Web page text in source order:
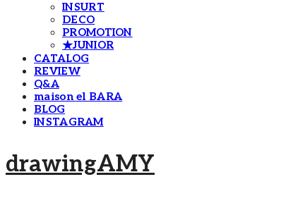
INSURT
DECO
PROMOTION
★JUNIOR
CATALOG
REVIEW
Q&A
maison el BARA
BLOG
INSTAGRAM
drawingAMY